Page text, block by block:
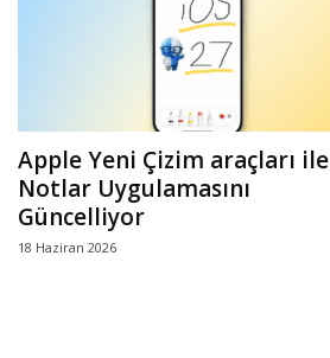
r
l
i
Apple Yeni Çizim araçları ile
Notlar Uygulamasını
Güncelliyor
18 Haziran 2026